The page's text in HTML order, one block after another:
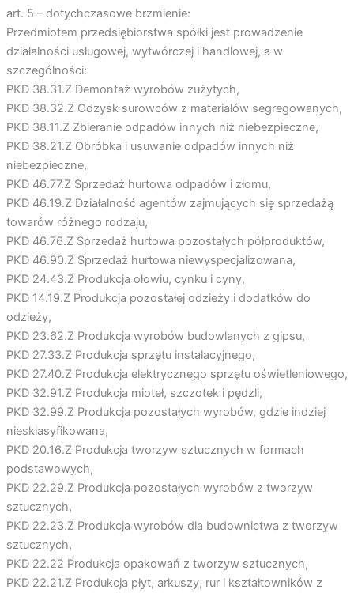
art. 5 – dotychczasowe brzmienie:
Przedmiotem przedsiębiorstwa spółki jest prowadzenie
działalności usługowej, wytwórczej i handlowej, a w
szczególności:
PKD 38.31.Z Demontaż wyrobów zużytych,
PKD 38.32.Z Odzysk surowców z materiałów segregowanych,
PKD 38.11.Z Zbieranie odpadów innych niż niebezpieczne,
PKD 38.21.Z Obróbka i usuwanie odpadów innych niż
niebezpieczne,
PKD 46.77.Z Sprzedaż hurtowa odpadów i złomu,
PKD 46.19.Z Działalność agentów zajmujących się sprzedażą
towarów różnego rodzaju,
PKD 46.76.Z Sprzedaż hurtowa pozostałych półproduktów,
PKD 46.90.Z Sprzedaż hurtowa niewyspecjalizowana,
PKD 24.43.Z Produkcja ołowiu, cynku i cyny,
PKD 14.19.Z Produkcja pozostałej odzieży i dodatków do
odzieży,
PKD 23.62.Z Produkcja wyrobów budowlanych z gipsu,
PKD 27.33.Z Produkcja sprzętu instalacyjnego,
PKD 27.40.Z Produkcja elektrycznego sprzętu oświetleniowego,
PKD 32.91.Z Produkcja mioteł, szczotek i pędzli,
PKD 32.99.Z Produkcja pozostałych wyrobów, gdzie indziej
niesklasyfikowana,
PKD 20.16.Z Produkcja tworzyw sztucznych w formach
podstawowych,
PKD 22.29.Z Produkcja pozostałych wyrobów z tworzyw
sztucznych,
PKD 22.23.Z Produkcja wyrobów dla budownictwa z tworzyw
sztucznych,
PKD 22.22 Produkcja opakowań z tworzyw sztucznych,
PKD 22.21.Z Produkcja płyt, arkuszy, rur i kształtowników z